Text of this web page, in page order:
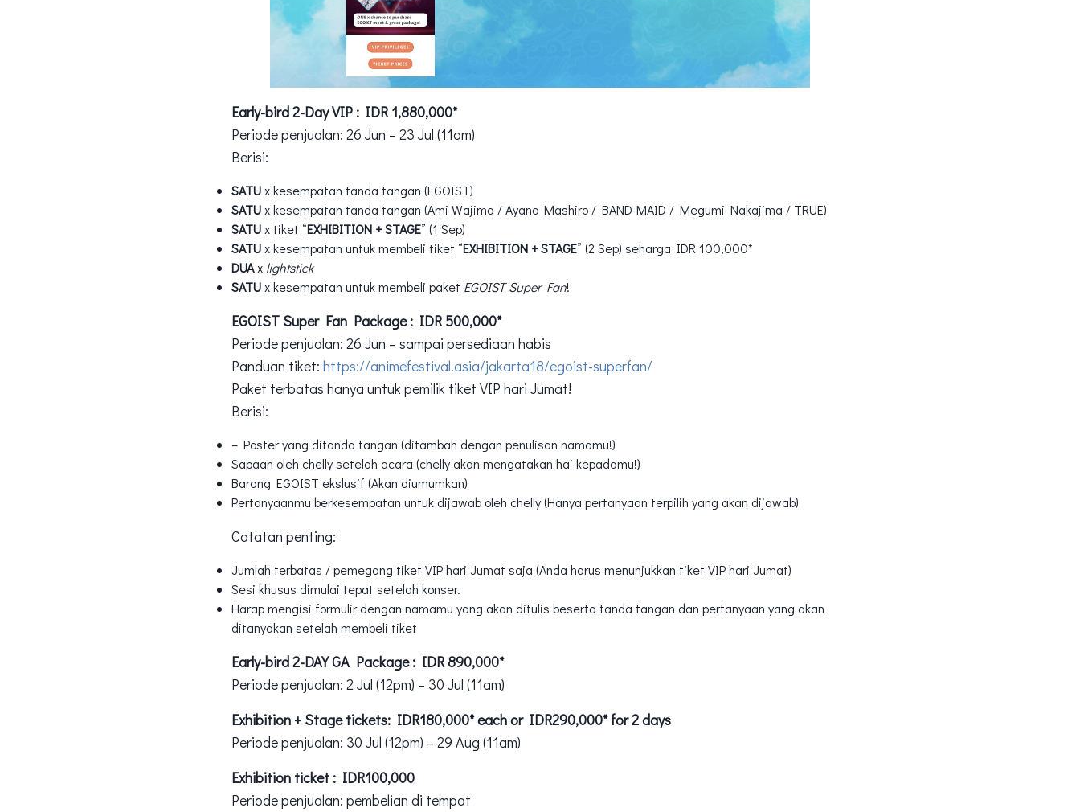
Early-bird 2-Day VIP : IDR 1,880,000*
Periode penjualan: 26 Jun – 23 Jul (11am)
Berisi:
SATUx kesempatan tanda tangan (EGOIST)
SATUx kesempatan tanda tangan (Ami Wajima / Ayano Mashiro / BAND-MAID / Megumi Nakajima / TRUE)
SATUx tiket “EXHIBITION + STAGE” (1 Sep)
SATUx kesempatan untuk membeli tiket “EXHIBITION + STAGE” (2 Sep) seharga IDR 100,000*
DUAx lightstick
SATUx kesempatan untuk membeli paket EGOIST Super Fan!
EGOIST Super Fan Package : IDR 500,000*
Periode penjualan: 26 Jun – sampai persediaan habis
Panduan tiket: https://animefestival.asia/jakarta18/egoist-superfan/
Paket terbatas hanya untuk pemilik tiket VIP hari Jumat!
Berisi:
– Poster yang ditanda tangan (ditambah dengan penulisan namamu!)
Sapaan oleh chelly setelah acara (chelly akan mengatakan hai kepadamu!)
Barang EGOIST ekslusif (Akan diumumkan)
Pertanyaanmu berkesempatan untuk dijawab oleh chelly (Hanya pertanyaan terpilih yang akan dijawab)
Catatan penting:
Jumlah terbatas / pemegang tiket VIP hari Jumat saja (Anda harus menunjukkan tiket VIP hari Jumat)
Sesi khusus dimulai tepat setelah konser.
Harap mengisi formulir dengan namamu yang akan ditulis beserta tanda tangan dan pertanyaan yang akan
ditanyakan setelah membeli tiket
Early-bird 2-DAY GA Package : IDR 890,000*
Periode penjualan: 2 Jul (12pm) – 30 Jul (11am)
Exhibition + Stage tickets: IDR180,000* each or IDR290,000* for 2 days
Periode penjualan: 30 Jul (12pm) – 29 Aug (11am)
Exhibition ticket : IDR100,000
Periode penjualan: pembelian di tempat